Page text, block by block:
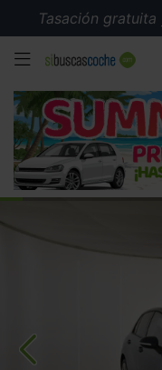
Tasación
MENÚ